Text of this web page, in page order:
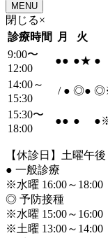
MENU
閉じる×
診療時間
月 火
9:00〜
12:00
●● ●★ ●
14:00～
15:30
/ ● ◎●
15:30〜
18:00
●● ● ●
【休診日】土曜午
● 一般診療
※水曜 16:00～18:00
◎ 予防接種
※水曜 15:00～16:00
※土曜 13:00～14:00